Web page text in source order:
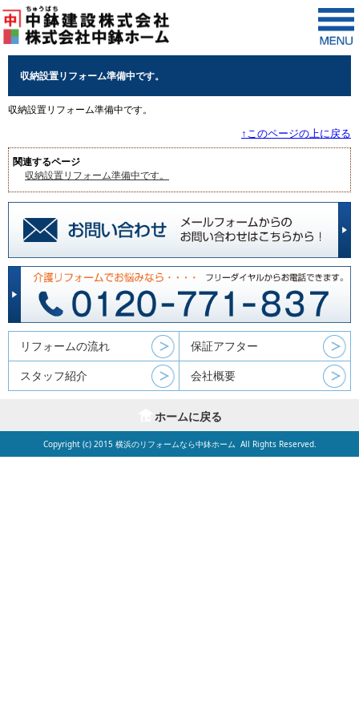
収納設置リフォーム準備中です。
収納設置リフォーム準備中です。
↑このページの上に戻る
関連するページ
収納設置リフォーム準備中です。
リフォームの流れ
保証アフター
スタッフ紹介
会社概要
ホームに戻る
Copyright (c) 2015 横浜のリフォームなら中鉢ホーム All Rights Reserved.